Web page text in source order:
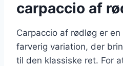
carpaccio af
Carpaccio af rødløg er
farverig variation, der
til den klassiske ret. For